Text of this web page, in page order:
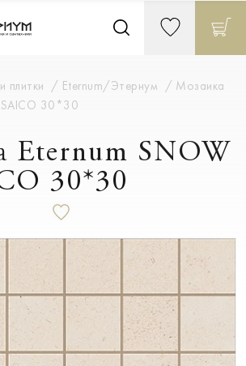
плитки Eternum/Этернум
Мозаика
30*30
Eternum SNOW
30*30